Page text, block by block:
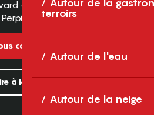
terroirs
Autour de l'eau
Autour de la neige
des Pyrénées
Cedex
contacter
à la newsletter